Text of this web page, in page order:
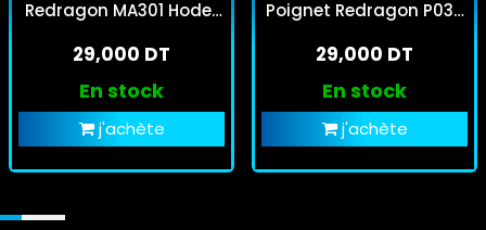
Redragon MA301 Hoder
29,000 DT
En stock
j'achète
Poignet Redragon P037
Gamer Noir
29,000 DT
En stock
j'achète